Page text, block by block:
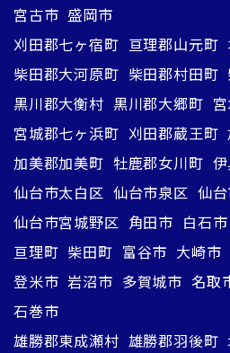
宮古市 盛岡市
刈田郡七ヶ宿町 亘理郡山元町
柴田郡大河原町 柴田郡村田町
黒川郡大衡村 黒川郡大郷町
宮城郡七ヶ浜町 刈田郡蔵王町
加美郡加美町 牡鹿郡女川町
仙台市太白区 仙台市泉区 仙
仙台市宮城野区 角田市 白石市
亘理町 柴田町 富谷市 大崎市
登米市 岩沼市 多賀城市 名取
石巻市
雄勝郡東成瀬村 雄勝郡羽後町